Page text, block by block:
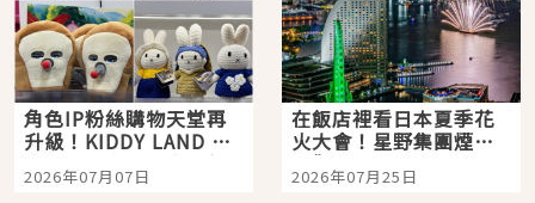
角色IP粉絲購物天堂再
升級！KIDDY LAND 原
宿店吉伊卡哇迎客，新
開幕 OMOKADO 店3分
2026年07月07日
在飯店裡看日本夏季花
火大會！星野集團煙火
景觀飯店6選，讓你不用
人擠人悠閒欣賞
2026年07月25日